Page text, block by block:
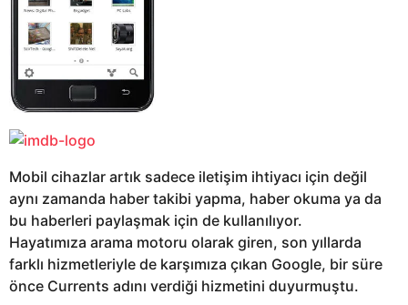
Mobil cihazlar artık sadece iletişim ihtiyacı için değil
aynı zamanda haber takibi yapma, haber okuma ya da
bu haberleri paylaşmak için de kullanılıyor.
Hayatımıza arama motoru olarak giren, son yıllarda
farklı hizmetleriyle de karşımıza çıkan Google, bir süre
önce Currents adını verdiği hizmetini duyurmuştu.